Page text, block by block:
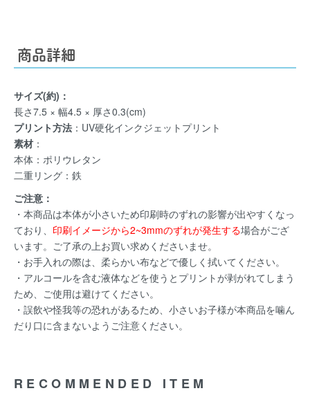
商品詳細
サイズ(約)：
長さ7.5 × 幅4.5 × 厚さ0.3(cm)
プリント方法 ：UV硬化インクジェットプリント
素材 ：
本体：ポリウレタン
二重リング：鉄
ご注意：
・本商品は本体が小さいため印刷時のずれの影響が出やすくなっ
ており、 印刷イメージから2~3mmのずれが発生する場合がござ
います。ご了承の上お買い求めくださいませ。
・お手入れの際は、柔らかい布などで優しく拭いてください。
・アルコールを含む液体などを使うとプリントが剥がれてしまう
ため、ご使用は避けてください。
・誤飲や怪我等の恐れがあるため、小さいお子様が本商品を噛ん
だり口に含まないようご注意ください。
RECOMMENDED ITEM